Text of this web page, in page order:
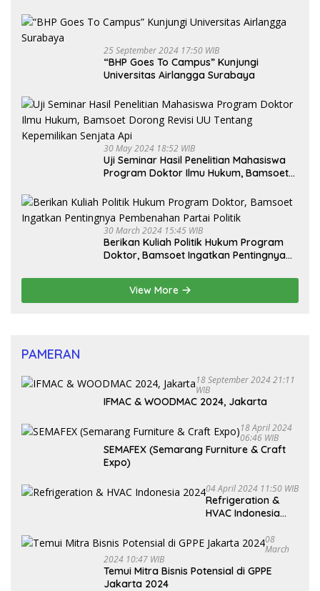
25 September 2024 17:50 WIB
“BHP Goes To Campus” Kunjungi
Universitas Airlangga Surabaya
30 May 2024 18:52 WIB
Uji Seminar Hasil Penelitian Mahasiswa
Program Doktor Ilmu Hukum, Bamsoet
Senjata Api
30 March 2024 15:45 WIB
Berikan Kuliah Politik Hukum Program
Doktor, Bamsoet Ingatkan Pentingnya
View More
PAMERAN
18 September 2024 21:11
WIB
IFMAC & WOODMAC 2024, Jakarta
18 April 2024
06:46 WIB
SEMAFEX (Semarang Furniture & Craft
Expo)
04 April 2024 11:50 WIB
Refrigeration &
HVAC Indonesia
08
March
2024 10:47 WIB
Temui Mitra Bisnis Potensial di GPPE
Jakarta 2024